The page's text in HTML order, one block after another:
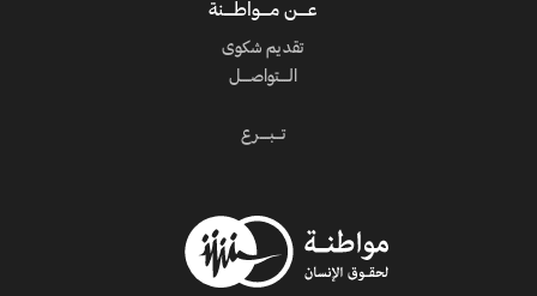
عــــن مــــواطــــنة
تقديم شكوى
الــــتواصــــل
تـــبــــرع